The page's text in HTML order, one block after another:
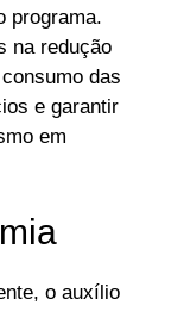
programa.
na redução
das
e garantir
em
o auxílio